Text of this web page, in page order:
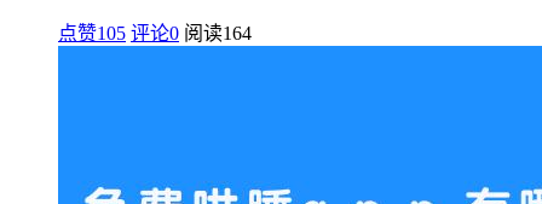
点赞105 评论0 阅读164